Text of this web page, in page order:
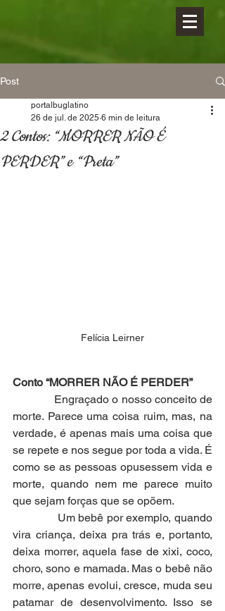
Post
2 Contos: “MORRER NÃO É
PERDER” e “Preta”
portalbuglatino
26 de jul. de 2025 6 min de leitura
Felícia Leirner
Conto “MORRER NÃO É PERDER”
Engraçado o nosso conceito de
morte. Parece uma coisa ruim, mas, na
verdade, é apenas mais uma coisa que
se repete e nos segue por toda a vida. É
como se as pessoas opusessem vida e
morte, quando nem me parece muito
que sejam forças que se opõem.
Um bebê por exemplo, quando
vira criança, deixa pra trás e, portanto,
deixa morrer, aquela fase de xixi, coco,
choro, sono e mamada. Mas o bebê não
morre, apenas evolui, cresce, muda seu
patamar de desenvolvimento. Isso se